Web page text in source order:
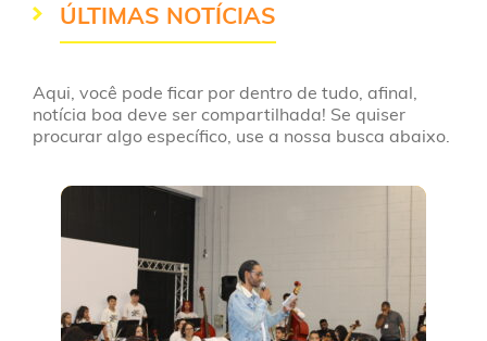
ÚLTIMAS NOTÍCIAS
Aqui, você pode ficar por dentro de tudo, afinal,
notícia boa deve ser compartilhada! Se quiser
procurar algo específico, use a nossa busca abaixo.